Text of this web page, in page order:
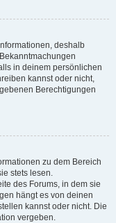
deshalb
in deinem persönlichen
kannst oder nicht,
Berechtigungen
zu dem Bereich
stets lesen.
des Forums, in dem sie
hängt es von deinen
kannst oder nicht. Die
vergeben.